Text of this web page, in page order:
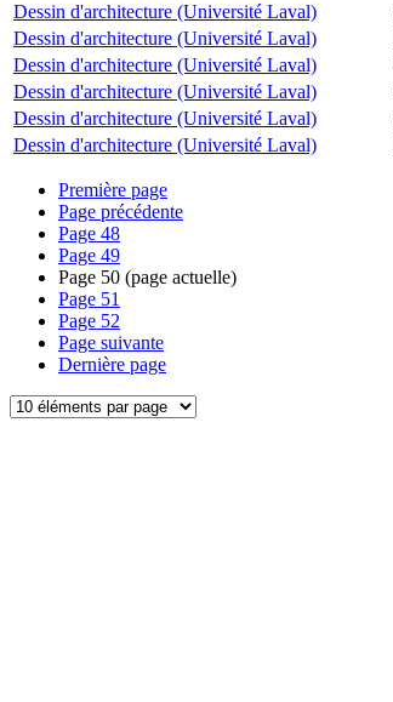
Dessin d'architecture (Université Laval)
Dessin d'architecture (Université Laval)
Dessin d'architecture (Université Laval)
Dessin d'architecture (Université Laval)
Dessin d'architecture (Université Laval)
Dessin d'architecture (Université Laval)
Première page
Page précédente
Page 48
Page 49
Page 50 (page actuelle)
Page 51
Page 52
Page suivante
Dernière page